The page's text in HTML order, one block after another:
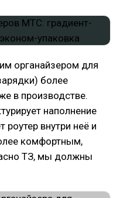
органайзером для
более
в производстве.
наполнение
роутер внутри неё и
комфортным,
ТЗ, мы должны